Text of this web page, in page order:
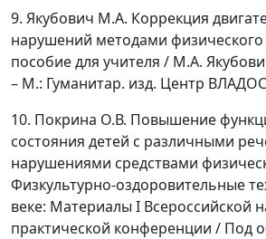
9. Якубович М.А. Коррекция
нарушений методами физического
пособие для учителя / М.А.
– М.: Гуманитар. изд. Центр
10. Покрина О.В. Повышение
состояния детей с различными
нарушениями средствами
Физкультурно-оздоровительные
веке: Материалы I Всероссийской
практической конференции / Под